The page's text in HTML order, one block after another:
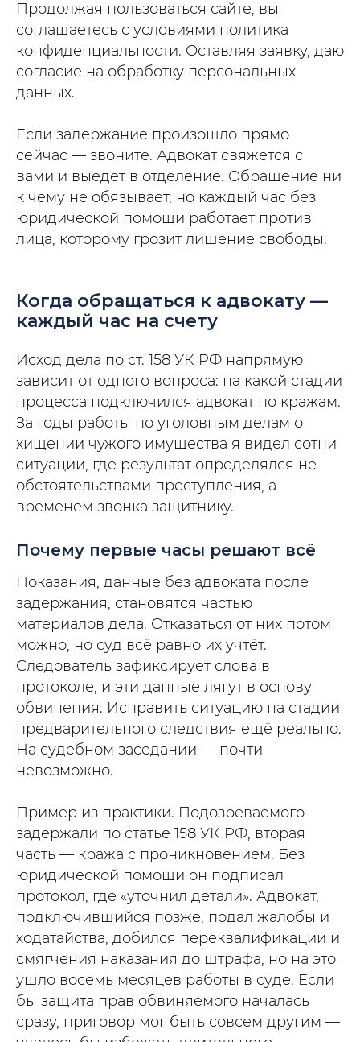
Продолжая пользоваться сайте, вы
соглашаетесь с условиями политика
конфиденциальности. Оставляя заявку, даю
согласие на обработку персональных
данных.
Если задержание произошло прямо
сейчас — звоните. Адвокат свяжется с
вами и выедет в отделение. Обращение ни
к чему не обязывает, но каждый час без
юридической помощи работает против
лица, которому грозит лишение свободы.
Когда обращаться к адвокату —
каждый час на счету
Исход дела по ст. 158 УК РФ напрямую
зависит от одного вопроса: на какой стадии
процесса подключился адвокат по кражам.
За годы работы по уголовным делам о
хищении чужого имущества я видел сотни
ситуации, где результат определялся не
обстоятельствами преступления, а
временем звонка защитнику.
Почему первые часы решают всё
Показания, данные без адвоката после
задержания, становятся частью
материалов дела. Отказаться от них потом
можно, но суд всё равно их учтёт.
Следователь зафиксирует слова в
протоколе, и эти данные лягут в основу
обвинения. Исправить ситуацию на стадии
предварительного следствия ещё реально.
На судебном заседании — почти
невозможно.
Пример из практики. Подозреваемого
задержали по статье 158 УК РФ, вторая
часть — кража с проникновением. Без
юридической помощи он подписал
протокол, где «уточнил детали». Адвокат,
подключившийся позже, подал жалобы и
ходатайства, добился переквалификации и
смягчения наказания до штрафа, но на это
ушло восемь месяцев работы в суде. Если
бы защита прав обвиняемого началась
сразу, приговор мог быть совсем другим —